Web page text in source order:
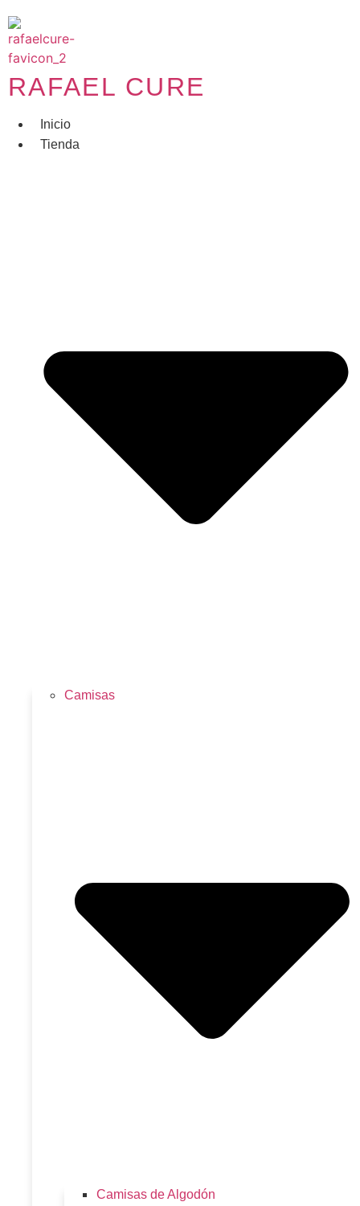
al
contenido
RAFAEL CURE
Inicio
Tienda
Camisas
Camisas de Algodón